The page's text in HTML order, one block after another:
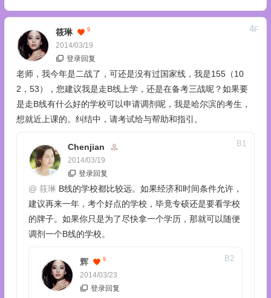
筱琳 9
2014/03/19
4F
登录回复
老师，我今年是二战了，可还是没有过国家线，我是155（10
2，53），您建议我是走B线上学，还是在备考三战呢？如果要
是走B线有什么好的学校可以申请调剂呢，我是哈尔滨的考生，
想就近上课的。纠结中，请考试给与帮助和指引。
Chenjian
2014/03/19
B1
登录回复
@ 筱琳 B线的学校都比较远。如果经济和时间条件允许，
建议再来一年，考个好点的学校，毕竟专硕还是要看学校
的牌子。如果你只是为了尽快拿一个学历，那就可以随便
调剂一个B线的学校。
辉 9
2014/03/23
B2
登录回复